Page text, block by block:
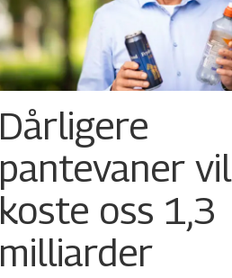
Dårligere
pantevaner vil
koste oss 1,3
milliarder